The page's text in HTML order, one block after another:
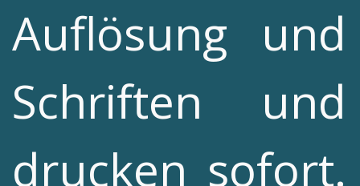
Auflösung und
Schriften und
drucken sofort.